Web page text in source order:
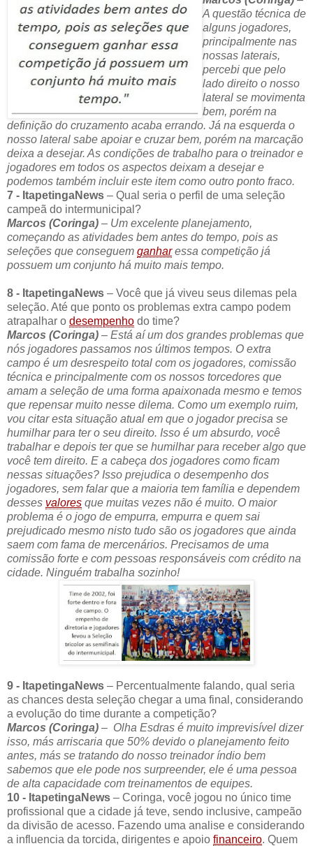
A questão técnica de
alguns jogadores,
principalmente nas
nossas laterais,
percebi que pelo
lado direito o nosso
lateral se movimenta
bem, porém na
definição do cruzamento acaba errando. Já na esquerda o
nosso lateral sabe apoiar e cruzar bem, porém na marcação
deixa a desejar. As condições de trabalho para o treinador e
jogadores em todos os aspectos deixam a desejar e
podemos também incluir este item como outro ponto fraco.
7 - ItapetingaNews – Qual seria o perfil de uma seleção
campeã do intermunicipal?
Marcos (Coringa) – Um excelente planejamento,
começando as atividades bem antes do tempo, pois as
seleções que conseguem ganharessa competição já
possuem um conjunto há muito mais tempo.
8 - ItapetingaNews – Você que já viveu seus dilemas pela
seleção. Até que ponto os problemas extra campo podem
atrapalhar o desempenho do time?
Marcos (Coringa) – Está aí um dos grandes problemas que
nós jogadores passamos nos últimos tempos. O extra
campo é um desrespeito total com os jogadores, comissão
técnica e principalmente com os nossos torcedores que
amam a seleção de uma forma apaixonada mesmo e temos
que repensar muito nesse dilema. Como um exemplo ruim,
vou citar esta situação atual em que o jogador precisa se
humilhar para ter o seu direito. Isso é um absurdo, você
trabalhar e depois ter que se humilhar para receber algo que
você tem direito. E a cabeça dos jogadores como ficam
nessas situações? Isso prejudica o desempenho dos
jogadores, sem falar que a maioria tem família e dependem
desses valores que muitas vezes não é muito. O maior
problema é o jogo de empurra, empurra e quem sai
prejudicado mesmo nisto tudo são os jogadores que ainda
saem com fama de mercenários. Precisamos de uma
comissão forte e com pessoas responsáveis com crédito na
cidade. Ninguém trabalha sozinho!
9 - ItapetingaNews – Percentualmente falando, qual seria
as chances desta seleção chegar a uma final, considerando
a evolução do time durante a competição?
Marcos (Coringa) – Olha Esdras é muito imprevisível dizer
isso, más arriscaria que 50% devido o planejamento feito
antes, más se tratando do nosso treinador índio bem
sabemos que ele pode nos surpreender, ele é uma pessoa
de alta capacidade com treinamentos de equipes.
10 - ItapetingaNews – Coringa, você jogou no único time
profissional que a cidade já teve, sendo inclusive, campeão
da divisão de acesso. Fazendo uma analise e considerando
a influencia da torcida, dirigentes e apoio financeiro. Quem